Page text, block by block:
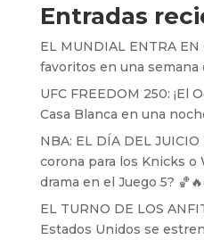
Entradas
EL MUNDIAL ENTRA
favoritos en una semana
UFC FREEDOM 250: ¡El
Casa Blanca en una
NBA: EL DÍA DEL JUICIO
corona para los Knicks o
drama en el Juego 5?
EL TURNO DE LOS
Estados Unidos se